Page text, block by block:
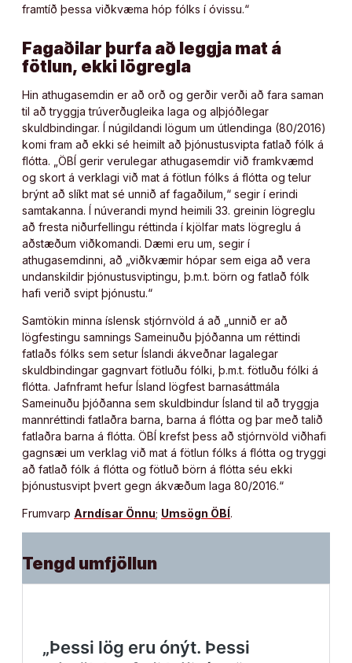
framtíð þessa viðkvæma hóp fólks í óvissu.“
Fagaðilar þurfa að leggja mat á
fötlun, ekki lögregla
Hin athugasemdin er að orð og gerðir verði að fara saman
til að tryggja trúverðugleika laga og alþjóðlegar
skuldbindingar. Í núgildandi lögum um útlendinga (80/2016)
komi fram að ekki sé heimilt að þjónustusvipta fatlað fólk á
flótta. „ÖBÍ gerir verulegar athugasemdir við framkvæmd
og skort á verklagi við mat á fötlun fólks á flótta og telur
brýnt að slíkt mat sé unnið af fagaðilum,“ segir í erindi
samtakanna. Í núverandi mynd heimili 33. greinin lögreglu
að fresta niðurfellingu réttinda í kjölfar mats lögreglu á
aðstæðum viðkomandi. Dæmi eru um, segir í
athugasemdinni, að „viðkvæmir hópar sem eiga að vera
undanskildir þjónustusviptingu, þ.m.t. börn og fatlað fólk
hafi verið svipt þjónustu.“
Samtökin minna íslensk stjórnvöld á að „unnið er að
lögfestingu samnings Sameinuðu þjóðanna um réttindi
fatlaðs fólks sem setur Íslandi ákveðnar lagalegar
skuldbindingar gagnvart fötluðu fólki, þ.m.t. fötluðu fólki á
flótta. Jafnframt hefur Ísland lögfest barnasáttmála
Sameinuðu þjóðanna sem skuldbindur Ísland til að tryggja
mannréttindi fatlaðra barna, barna á flótta og þar með talið
fatlaðra barna á flótta. ÖBÍ krefst þess að stjórnvöld viðhafi
gagnsæi um verklag við mat á fötlun fólks á flótta og tryggi
að fatlað fólk á flótta og fötluð börn á flótta séu ekki
þjónustusvipt þvert gegn ákvæðum laga 80/2016.“
Frumvarp Arndísar Önnu; Umsögn ÖBÍ.
Tengd umfjöllun